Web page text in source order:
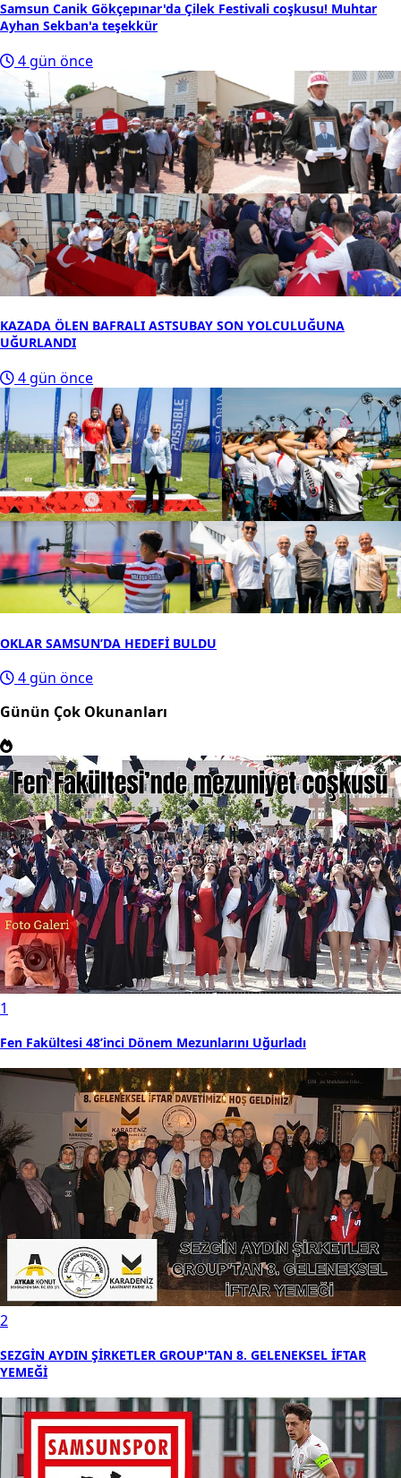
Samsun Canik Gökçepınar'da Çilek Festivali coşkusu! Muhtar
Ayhan Sekban'a teşekkür
4 gün önce
KAZADA ÖLEN BAFRALI ASTSUBAY SON YOLCULUĞUNA
UĞURLANDI
4 gün önce
OKLAR SAMSUN’DA HEDEFİ BULDU
4 gün önce
Günün Çok Okunanları
1
Fen Fakültesi 48’inci Dönem Mezunlarını Uğurladı
2
SEZGİN AYDIN ŞİRKETLER GROUP'TAN 8. GELENEKSEL İFTAR
YEMEĞİ